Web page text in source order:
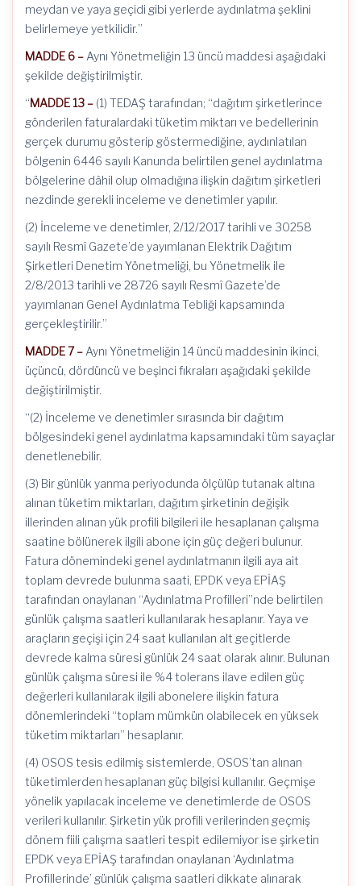
meydan ve yaya geçidi gibi yerlerde aydınlatma şeklini
belirlemeye yetkilidir.”
MADDE 6 – Aynı Yönetmeliğin 13 üncü maddesi aşağıdaki
şekilde değiştirilmiştir.
“MADDE 13 – (1) TEDAŞ tarafından; “dağıtım şirketlerince
gönderilen faturalardaki tüketim miktarı ve bedellerinin
gerçek durumu gösterip göstermediğine, aydınlatılan
bölgenin 6446 sayılı Kanunda belirtilen genel aydınlatma
bölgelerine dâhil olup olmadığına ilişkin dağıtım şirketleri
nezdinde gerekli inceleme ve denetimler yapılır.
(2) İnceleme ve denetimler, 2/12/2017 tarihli ve 30258
sayılı Resmî Gazete’de yayımlanan Elektrik Dağıtım
Şirketleri Denetim Yönetmeliği, bu Yönetmelik ile
2/8/2013 tarihli ve 28726 sayılı Resmî Gazete’de
yayımlanan Genel Aydınlatma Tebliği kapsamında
gerçekleştirilir.”
MADDE 7 – Aynı Yönetmeliğin 14 üncü maddesinin ikinci,
üçüncü, dördüncü ve beşinci fıkraları aşağıdaki şekilde
değiştirilmiştir.
“(2) İnceleme ve denetimler sırasında bir dağıtım
bölgesindeki genel aydınlatma kapsamındaki tüm sayaçlar
denetlenebilir.
(3) Bir günlük yanma periyodunda ölçülüp tutanak altına
alınan tüketim miktarları, dağıtım şirketinin değişik
illerinden alınan yük profili bilgileri ile hesaplanan çalışma
saatine bölünerek ilgili abone için güç değeri bulunur.
Fatura dönemindeki genel aydınlatmanın ilgili aya ait
toplam devrede bulunma saati, EPDK veya EPİAŞ
tarafından onaylanan “Aydınlatma Profilleri”nde belirtilen
günlük çalışma saatleri kullanılarak hesaplanır. Yaya ve
araçların geçişi için 24 saat kullanılan alt geçitlerde
devrede kalma süresi günlük 24 saat olarak alınır. Bulunan
günlük çalışma süresi ile %4 tolerans ilave edilen güç
değerleri kullanılarak ilgili abonelere ilişkin fatura
dönemlerindeki “toplam mümkün olabilecek en yüksek
tüketim miktarları” hesaplanır.
(4) OSOS tesis edilmiş sistemlerde, OSOS’tan alınan
tüketimlerden hesaplanan güç bilgisi kullanılır. Geçmişe
yönelik yapılacak inceleme ve denetimlerde de OSOS
verileri kullanılır. Şirketin yük profili verilerinden geçmiş
dönem fiili çalışma saatleri tespit edilemiyor ise şirketin
EPDK veya EPİAŞ tarafından onaylanan ‘Aydınlatma
Profillerinde’ günlük çalışma saatleri dikkate alınarak